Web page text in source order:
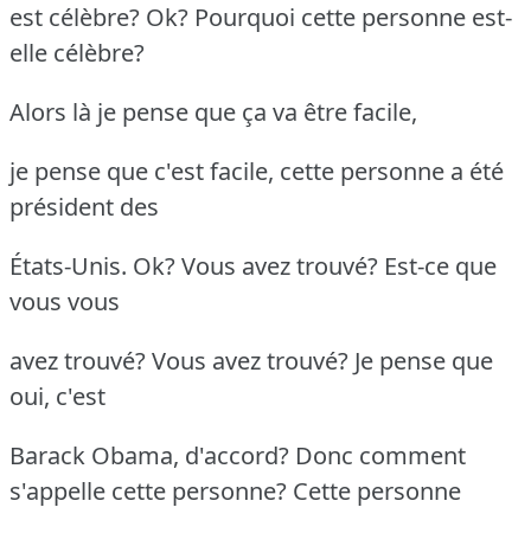
est célèbre? Ok? Pourquoi cette personne est-
elle célèbre?
Alors là je pense que ça va être facile,
je pense que c'est facile, cette personne a été
président des
États-Unis. Ok? Vous avez trouvé? Est-ce que
vous vous
avez trouvé? Vous avez trouvé? Je pense que
oui, c'est
Barack Obama, d'accord? Donc comment
s'appelle cette personne? Cette personne